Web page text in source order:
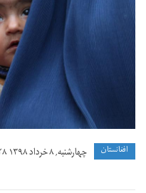
افغانستان چهارشنبه, ۸ خرداد ۱۳۹۸ ۱۹:۲۸